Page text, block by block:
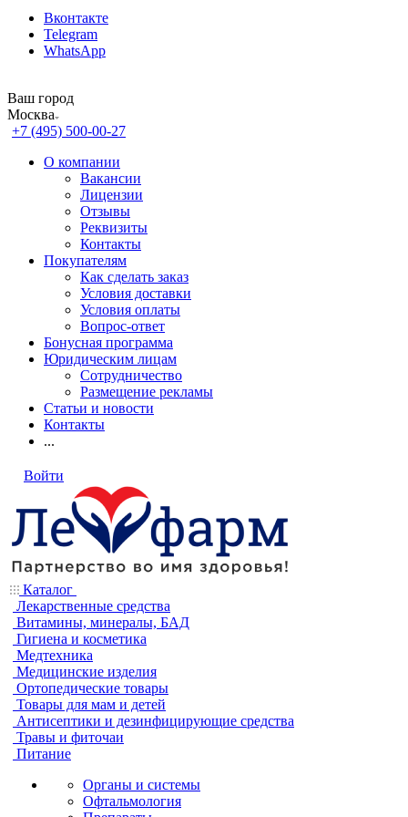
Вконтакте
Telegram
WhatsApp
Ваш город
Москва
+7 (495) 500-00-27
О компании
Вакансии
Лицензии
Отзывы
Реквизиты
Контакты
Покупателям
Как сделать заказ
Условия доставки
Условия оплаты
Вопрос-ответ
Бонусная программа
Юридическим лицам
Сотрудничество
Размещение рекламы
Статьи и новости
Контакты
...
Войти
Каталог
Лекарственные средства
Витамины, минералы, БАД
Гигиена и косметика
Медтехника
Медицинские изделия
Ортопедические товары
Товары для мам и детей
Антисептики и дезинфицирующие средства
Травы и фиточаи
Питание
Органы и системы
Офтальмология